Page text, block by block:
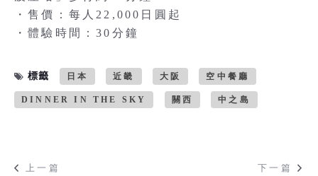
・售價：每人22,000日圓起
・體驗時間：30分鐘
標籤 日本 近畿 大阪 空中餐廳
DINNER IN THE SKY 關西 中之島
上一篇 下一篇